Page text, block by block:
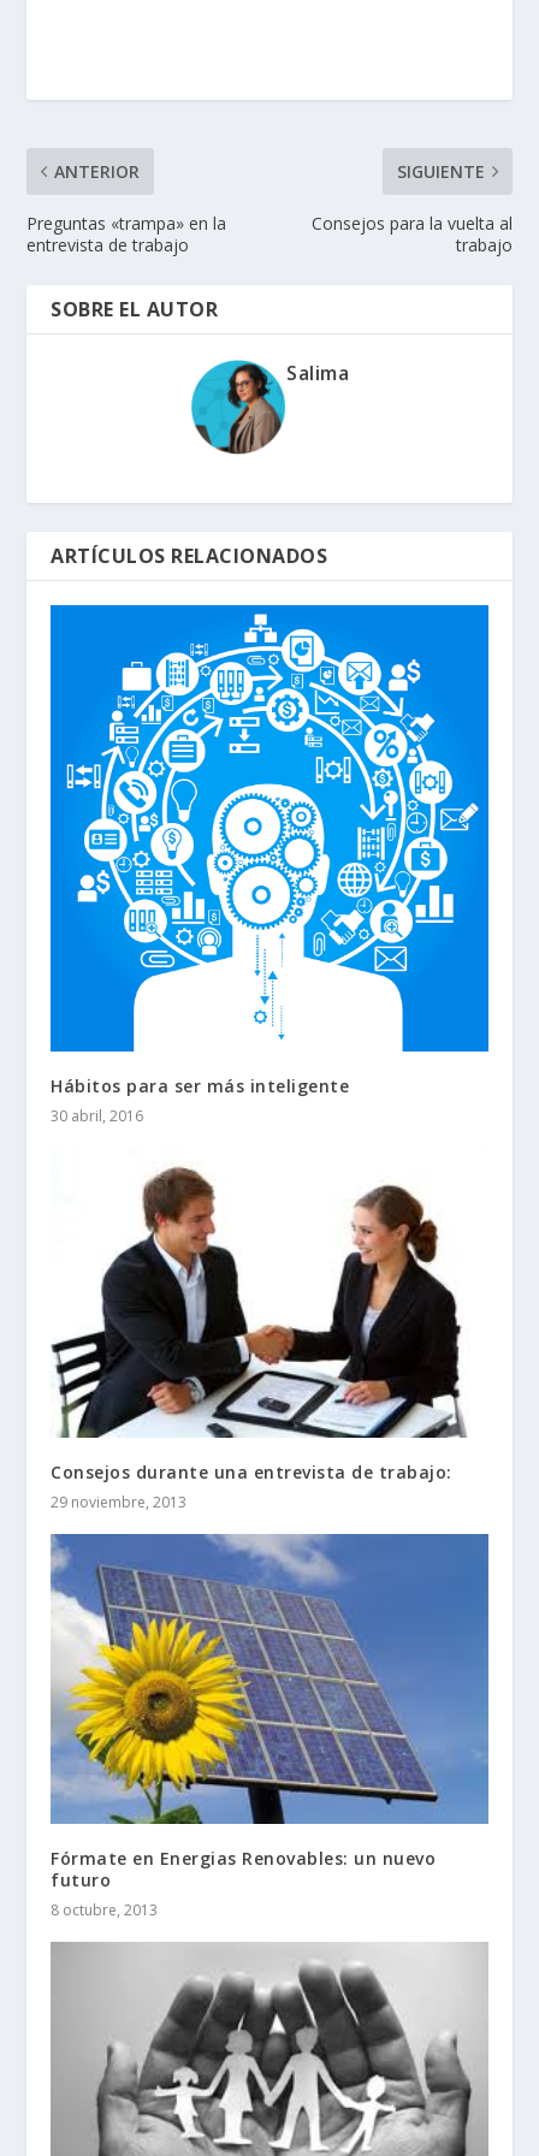
ANTERIOR
Preguntas «trampa» en la
entrevista de trabajo
SIGUIENTE
Consejos para la vuelta al
trabajo
SOBRE EL AUTOR
Salima
ARTÍCULOS RELACIONADOS
Hábitos para ser más inteligente
30 abril, 2016
Consejos durante una entrevista de trabajo:
29 noviembre, 2013
Fórmate en Energias Renovables: un nuevo
futuro
8 octubre, 2013